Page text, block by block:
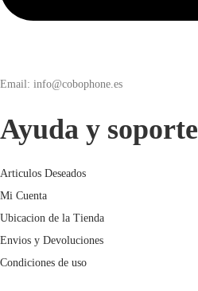
Email: info@cobophone.es
Ayuda y soporte
Articulos Deseados
Mi Cuenta
Ubicacion de la Tienda
Envios y Devoluciones
Condiciones de uso